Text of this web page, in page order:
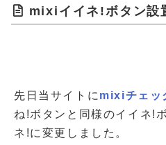
mixiイイネ!ボタン設
先日当サイトに mixiチェッ
ね!ボタンと同様のイイネ!
ネ!に変更しました。